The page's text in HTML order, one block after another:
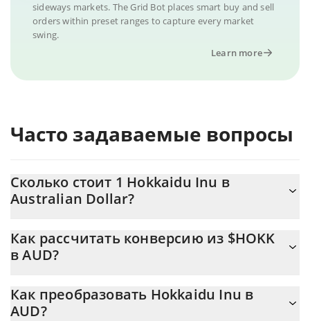
sideways markets. The Grid Bot places smart buy and sell
orders within preset ranges to capture every market
swing.
Learn more
Часто задаваемые вопросы
Сколько стоит 1 Hokkaidu Inu в
Australian Dollar?
На данный момент 1 Hokkaidu Inu равно 2.945e-12 {toSymbol
Как рассчитать конверсию из $HOKK
в AUD?
рассчитать цену конвертации $HOKK в AUD, просто введя
сумму Hokkaidu Inu в соответствующее поле, и
Как преобразовать Hokkaidu Inu в
AUD?